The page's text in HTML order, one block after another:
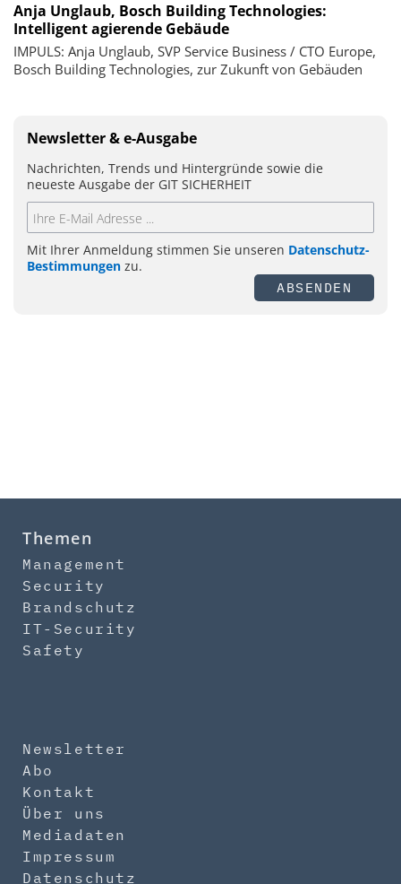
Anja Unglaub, Bosch Building Technologies:
Intelligent agierende Gebäude
IMPULS: Anja Unglaub, SVP Service Business / CTO Europe,
Bosch Building Technologies, zur Zukunft von Gebäuden
Newsletter & e-Ausgabe
Nachrichten, Trends und Hintergründe sowie die
neueste Ausgabe der GIT SICHERHEIT
Mit Ihrer Anmeldung stimmen Sie unseren Datenschutz-
Bestimmungen zu.
ABSENDEN
Themen
Management
Security
Brandschutz
IT-Security
Safety
Newsletter
Abo
Kontakt
Über uns
Mediadaten
Impressum
Datenschutz